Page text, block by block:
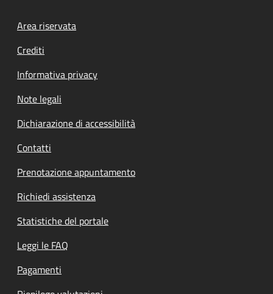
Footer menu
Area riservata
Crediti
Informativa privacy
Note legali
Dichiarazione di accessibilità
Contatti
Prenotazione appuntamento
Richiedi assistenza
Statistiche del portale
Leggi le FAQ
Pagamenti